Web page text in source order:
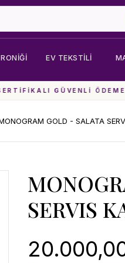
EV TEKSTILI
GÜVENLI ÖDEME
GOLD - SALATA
SERVIS